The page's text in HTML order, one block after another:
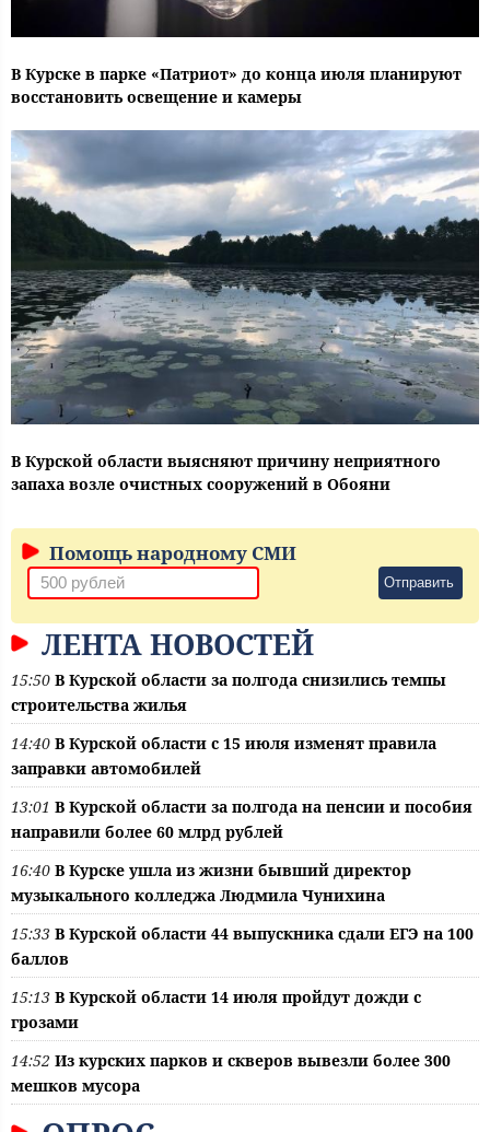
В Курске в парке «Патриот» до конца июля планируют
восстановить освещение и камеры
В Курской области выясняют причину неприятного
запаха возле очистных сооружений в Обояни
Помощь народному СМИ
Отправить
ЛЕНТА НОВОСТЕЙ
15:50 В Курской области за полгода снизились темпы
строительства жилья
14:40 В Курской области с 15 июля изменят правила
заправки автомобилей
13:01 В Курской области за полгода на пенсии и пособия
направили более 60 млрд рублей
16:40 В Курске ушла из жизни бывший директор
музыкального колледжа Людмила Чунихина
15:33 В Курской области 44 выпускника сдали ЕГЭ на 100
баллов
15:13 В Курской области 14 июля пройдут дожди с
грозами
14:52 Из курских парков и скверов вывезли более 300
мешков мусора